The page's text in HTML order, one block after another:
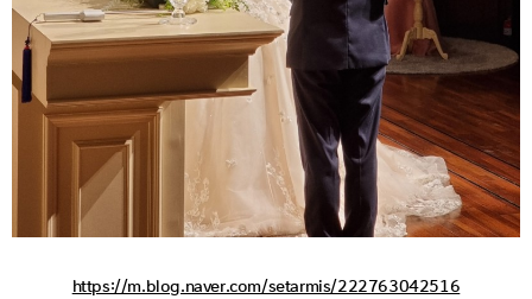
https://m.blog.naver.com/setarmis/222763042516